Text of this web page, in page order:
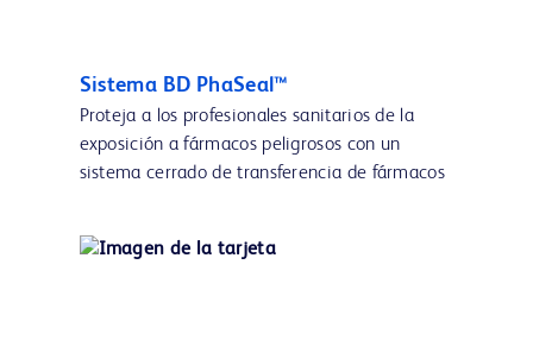
Sistema BD PhaSeal™
Proteja a los profesionales sanitarios de la
exposición a fármacos peligrosos con un
sistema cerrado de transferencia de fármacos